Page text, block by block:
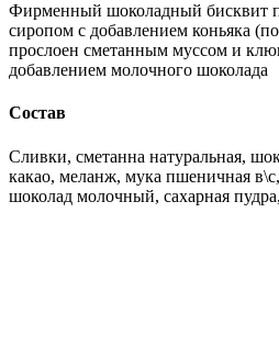
Фирменный шоколадный бисквит
сиропом с добавлением коньяка
прослоен сметанным муссом и
добавлением молочного шоколада
Состав
Сливки, сметанна натуральная,
какао, меланж, мука пшеничная
шоколад молочный, сахарная